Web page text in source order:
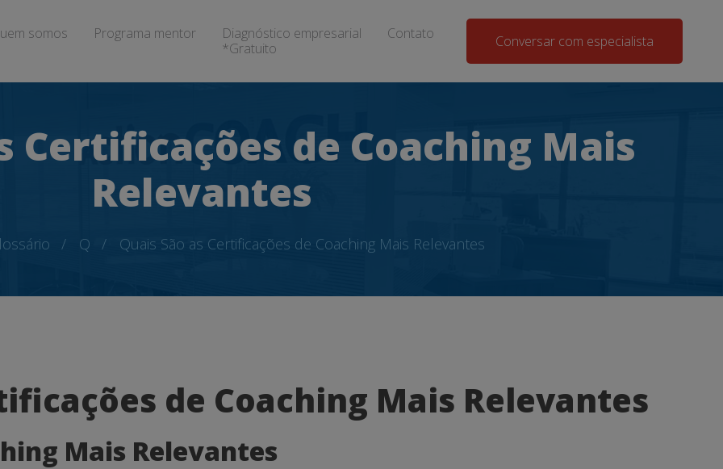
somos Programa mentor
Diagnóstico empresarial
*Gratuito
Contato Conversar com especialista
Certificações de Coaching Mais
Relevantes
Q Quais São as Certificações de Coaching Mais Relevantes
de Coaching Mais Relevantes
Mais Relevantes